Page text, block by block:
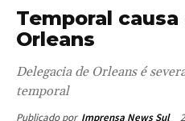
Temporal
Orleans
Delegacia de Orleans é
temporal
Publicado por Imprensa News Sul